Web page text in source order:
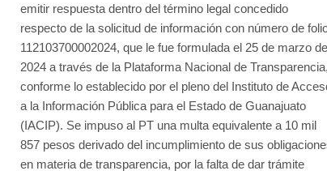
emitir respuesta dentro del término legal concedido
respecto de la solicitud de información con número de
112103700002024, que le fue formulada el 25 de marzo de
2024 a través de la Plataforma Nacional de Transparencia,
conforme lo establecido por el pleno del Instituto de
a la Información Pública para el Estado de Guanajuato
(IACIP). Se impuso al PT una multa equivalente a 10 mil
857 pesos derivado del incumplimiento de sus
en materia de transparencia, por la falta de dar trámite